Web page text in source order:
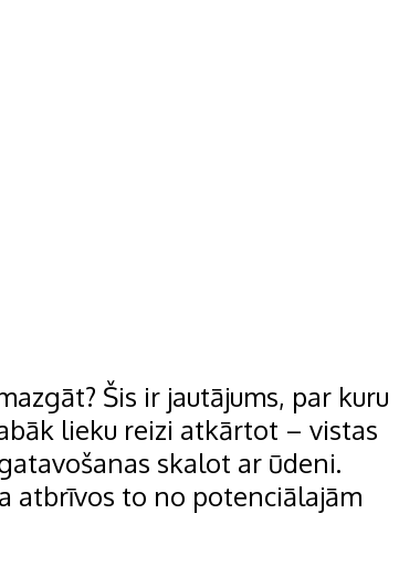
Šis ir jautājums, par kuru
lieku reizi atkārtot – vistas
skalot ar ūdeni.
atbrīvos to no potenciālajām